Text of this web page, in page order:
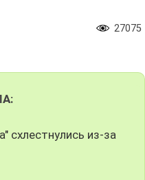
27075
схлестнулись из-за